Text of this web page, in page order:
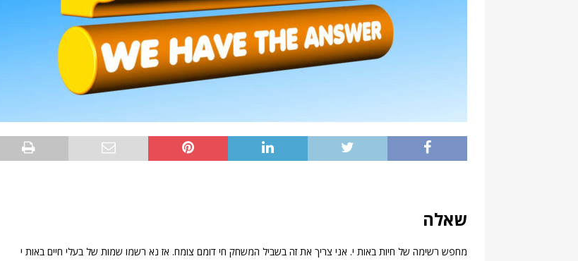
שאלה
מחפש רשימה של חיות באות י. אני צריך את זה בשביל המשחק חי דומם צומח. אז נא רשמו שמות של בעלי חיים באות י